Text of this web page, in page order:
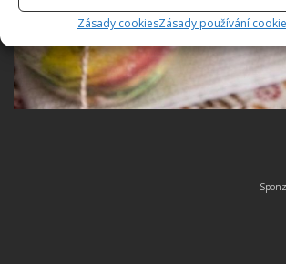
Zásady cookiesZásady používání